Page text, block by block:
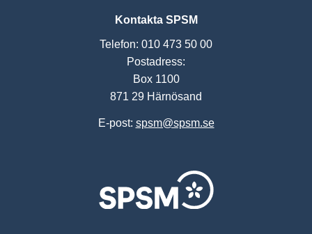
Kontakta SPSM
Telefon: 010 473 50 00
Postadress:
Box 1100
871 29 Härnösand
E-post: spsm@spsm.se